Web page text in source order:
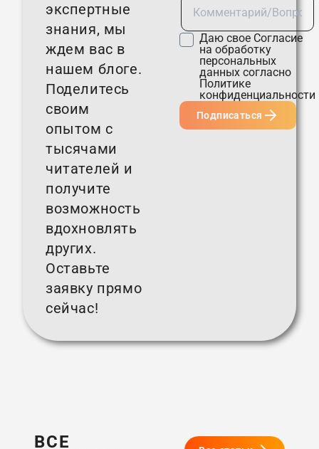
экспертные
знания, мы
ждем вас в
нашем блоге.
Поделитесь
своим
опытом с
тысячами
читателей и
получите
возможность
вдохновлять
других.
Оставьте
заявку прямо
сейчас!
Даю свое Согласие
на обработку
персональных
данных согласно
Политике
конфиденциальности
Подписаться
ВСЕ